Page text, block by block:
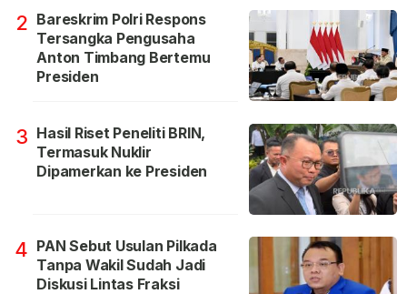
2 Bareskrim Polri Respons
Tersangka Pengusaha
Anton Timbang Bertemu
Presiden
3 Hasil Riset Peneliti BRIN,
Termasuk Nuklir
Dipamerkan ke Presiden
4 PAN Sebut Usulan Pilkada
Tanpa Wakil Sudah Jadi
Diskusi Lintas Fraksi